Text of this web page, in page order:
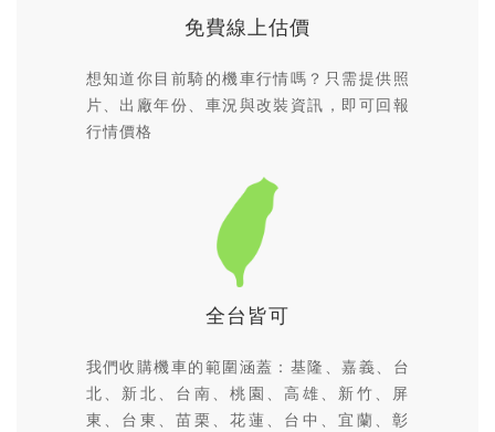
免費線上估價
想知道你目前騎的機車行情嗎？只需提供照
片、出廠年份、車況與改裝資訊，即可回報
行情價格
全台皆可
我們收購機車的範圍涵蓋：基隆、嘉義、台
北、新北、台南、桃園、高雄、新竹、屏
東、台東、苗栗、花蓮、台中、宜蘭、彰